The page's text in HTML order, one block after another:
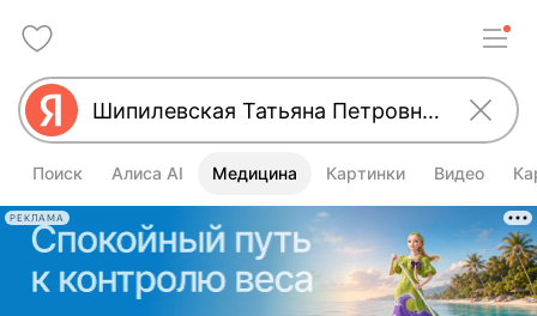
Поиск Алиса AI Медицина Картинки Видео
РЕКЛАМА